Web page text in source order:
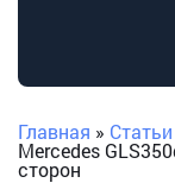
Главная » Статьи
Mercedes
сторон